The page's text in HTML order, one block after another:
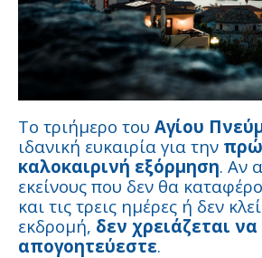
Το τριήμερο του Αγίου
ιδανική ευκαιρία για την
καλοκαιρινή εξόρμηση. Αν
εκείνους που δεν θα
και τις τρεις ημέρες ή δεν
εκδρομή, δεν χρειάζεται να
απογοητεύεστε.